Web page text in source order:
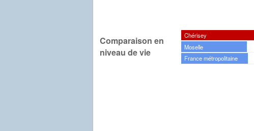
Comparaison en
niveau de vie
Chérisey
Moselle
France métropolitaine